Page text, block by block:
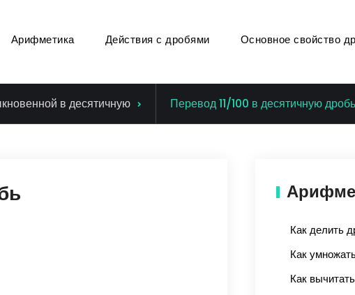
Арифметика Действия с дробями Основное свойство
в десятичную Перевод 11/100 в десятичную дробь
Как делить
Как
Как